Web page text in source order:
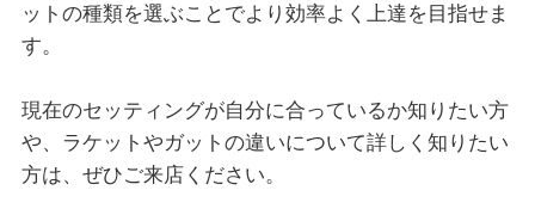
ットの種類を選ぶことでより効率よく上達を目指せま
す。
現在のセッティングが自分に合っているか知りたい方
や、ラケットやガットの違いについて詳しく知りたい
方は、ぜひご来店ください。